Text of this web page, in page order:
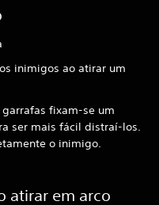
inimigos ao atirar um
fixam-se um
ser mais fácil distraí-los.
o inimigo.
atirar em arco